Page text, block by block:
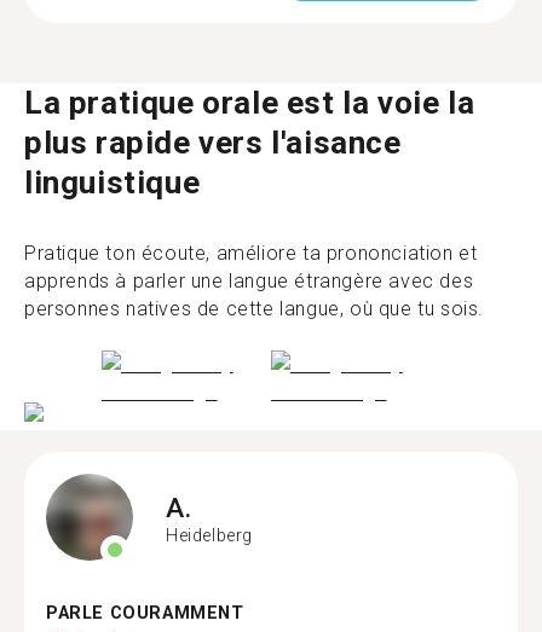
La pratique orale est la voie la
plus rapide vers l'aisance
linguistique
Pratique ton écoute, améliore ta prononciation et
apprends à parler une langue étrangère avec des
personnes natives de cette langue, où que tu sois.
A.
Heidelberg
PARLE COURAMMENT